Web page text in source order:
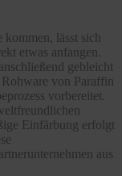
lässt sich
etwas anfangen.
gebleicht
von Paraffin
vorbereitet.
Einfärbung erfolgt
aus